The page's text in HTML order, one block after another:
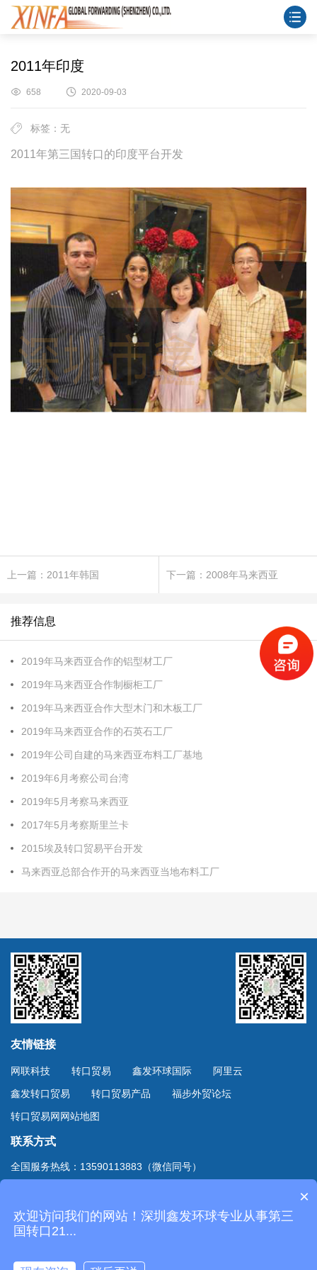
2011年印度
658 2020-09-03
标签：无
2011年第三国转口的印度平台开发
上一篇：2011年韩国 下一篇：2008年马来西亚
推荐信息
2019年马来西亚合作的铝型材工厂
2019年马来西亚合作制橱柜工厂
2019年马来西亚合作大型木门和木板工厂
2019年马来西亚合作的石英石工厂
2019年公司自建的马来西亚布料工厂基地
2019年6月考察公司台湾
2019年5月考察马来西亚
2017年5月考察斯里兰卡
2015埃及转口贸易平台开发
马来西亚总部合作开的马来西亚当地布料工厂
友情链接
网联科技 转口贸易 鑫发环球国际
阿里云
鑫发转口贸易
转口贸易产品
福步外贸论坛
转口贸易网网站地图
联系方式
全国服务热线：13590113883（微信同号）
Copyright © 2020
深圳市鑫发环球国际货运有限公司
粤ICP备20061124号-2
×
欢迎访问我们的网站！深圳鑫发环球专业从事第三
国转口21...